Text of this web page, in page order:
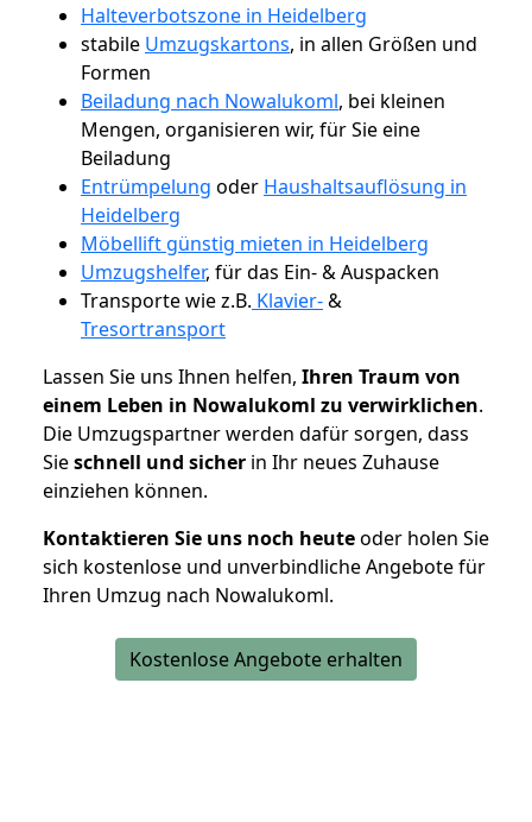
Halteverbotszone in Heidelberg
stabile Umzugskartons, in allen Größen und
Formen
Beiladung nach Nowalukoml, bei kleinen
Mengen, organisieren wir, für Sie eine
Beiladung
Entrümpelung oder Haushaltsauflösung in
Heidelberg
Möbellift günstig mieten in Heidelberg
Umzugshelfer, für das Ein- & Auspacken
Transporte wie z.B. Klavier-&
Tresortransport
Lassen Sie uns Ihnen helfen, Ihren Traum von
einem Leben in Nowalukoml zu verwirklichen.
Die Umzugspartner werden dafür sorgen, dass
Sieschnell und sicher in Ihr neues Zuhause
einziehen können.
Kontaktieren Sie uns noch heuteoder holen Sie
sich kostenlose und unverbindliche Angebote für
Ihren Umzug nach Nowalukoml.
Kostenlose Angebote erhalten